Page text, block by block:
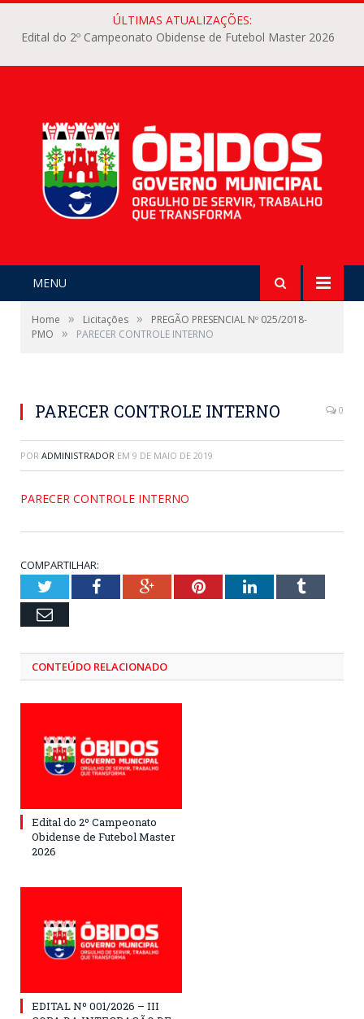
ÚLTIMAS ATUALIZAÇÕES:
Edital do 2º Campeonato Obidense de Futebol Master 2026
MENU
Home » Licitações »
PREGÃO PRESENCIAL Nº 025/2018-
PMO
» PARECER CONTROLE INTERNO
PARECER CONTROLE INTERNO 0
POR ADMINISTRADOR EM 9 DE MAIO DE 2019
PARECER CONTROLE INTERNO
COMPARTILHAR:
TwitterFacebookGoogle+PinterestLinkedInTumblr
Email
CONTEÚDO RELACIONADO
Edital do 2º Campeonato
Obidense de Futebol Master
2026
EDITAL Nº 001/2026 – III